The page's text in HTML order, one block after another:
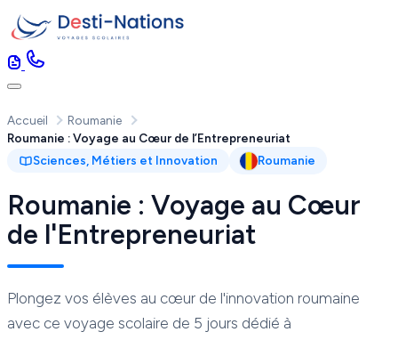
Accueil
Roumanie
Roumanie : Voyage au Cœur de l’Entrepreneuriat
Sciences, Métiers et Innovation
Roumanie
Roumanie : Voyage au Cœur
de l'Entrepreneuriat
​Plongez vos élèves au cœur de l'innovation roumaine
avec ce voyage scolaire de 5 jours dédié à